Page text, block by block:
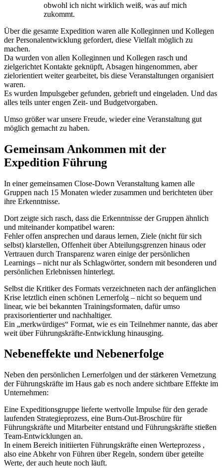
obwohl ich nicht wirklich weiß, was auf mich
zukommt.
Über die gesamte Expedition waren alle Kolleginnen und Kollegen
der Personalentwicklung gefordert, diese Vielfalt möglich zu
machen.
Da wurden von allen Kolleginnen und Kollegen rasch und
zielgerichtet Kontakte geknüpft, Absagen hingenommen, aber
zielorientiert weiter gearbeitet, bis diese Veranstaltungen organisiert
waren.
Es wurden Impulsgeber gefunden, gebrieft und eingeladen. Und das
alles teils unter engen Zeit- und Budgetvorgaben.
Umso größer war unsere Freude, wieder eine Veranstaltung gut
möglich gemacht zu haben.
Gemeinsam Ankommen mit der
Expedition Führung
In einer gemeinsamen Close-Down Veranstaltung kamen alle
Gruppen nach 15 Monaten wieder zusammen und berichteten über
ihre Erkenntnisse.
Dort zeigte sich rasch, dass die Erkenntnisse der Gruppen ähnlich
und miteinander kompatibel waren:
Fehler offen ansprechen und daraus lernen, Ziele (nicht für sich
selbst) klarstellen, Offenheit über Abteilungsgrenzen hinaus oder
Vertrauen durch Transparenz waren einige der persönlichen
Learnings – nicht nur als Schlagwörter, sondern mit besonderen und
persönlichen Erlebnissen hinterlegt.
Selbst die Kritiker des Formats verzeichneten nach der anfänglichen
Krise letztlich einen schönen Lernerfolg – nicht so bequem und
linear, wie bei bekannten Trainingsformaten, dafür umso
praxisorientierter und nachhaltiger.
Ein „merkwürdiges“ Format, wie es ein Teilnehmer nannte, das aber
weit über Führungskräfte-Entwicklung hinausging.
Nebeneffekte und Nebenerfolge
Neben den persönlichen Lernerfolgen und der stärkeren Vernetzung
der Führungskräfte im Haus gab es noch andere sichtbare Effekte im
Unternehmen:
Eine Expeditionsgruppe lieferte wertvolle Impulse für den gerade
laufenden Strategieprozess, eine Burn-Out-Broschüre für
Führungskräfte und Mitarbeiter entstand und Führungskräfte stießen
Team-Entwicklungen an.
In einem Bereich initiierten Führungskräfte einen Werteprozess ,
also eine Abkehr von Führen über Regeln, sondern über geteilte
Werte, der auch heute noch läuft.